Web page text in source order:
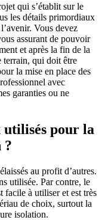
qui s’établit sur le
les détails primordiaux
Vous devez
assurant de pouvoir
et après la fin de la
terrain, qui doit être
la mise en place des
avec
garanties ou ne
utilisés pour la
?
au profit d’autres.
utilisée. Par contre, le
facile à utiliser et est très
de choix, surtout la
isolation.